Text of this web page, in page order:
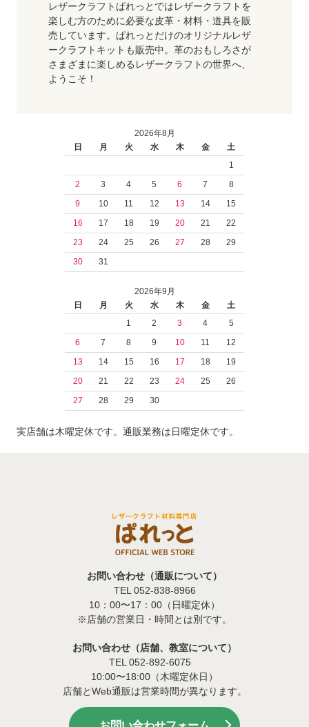
レザークラフトぱれっとではレザークラフトを
楽しむ方のために必要な皮革・材料・道具を販
売しています。ぱれっとだけのオリジナルレザ
ークラフトキットも販売中。革のおもしろさが
さまざまに楽しめるレザークラフトの世界へ、
ようこそ！
2026年8月
日
月 火 水 木 金
土
1
2
3 4 5 6 7
8
9
10 11 12 13 14
15
16
17 18 19 20 21
22
23
24 25 26 27 28
29
30
31
2026年9月
日
月 火 水 木 金
土
1
2 3 4
5
6
7 8 9 10 11
12
13
14 15 16 17 18
19
20
21 22 23 24 25
26
27
28 29 30
実店舗は木曜定休です。通販業務は日曜定休です。
お問い合わせ（通販について）
TEL 052-838-8966
10：00〜17：00（日曜定休）
※店舗の営業日・時間とは別です。
お問い合わせ（店舗、教室について）
TEL 052-892-6075
10:00〜18:00（木曜定休日）
店舗とWeb通販は営業時間が異なります。